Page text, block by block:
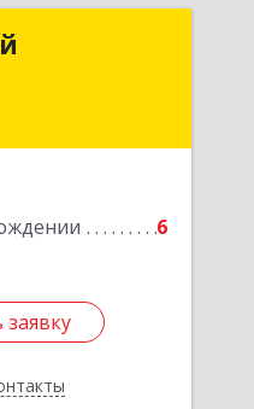
6
Сергей
Подробнее